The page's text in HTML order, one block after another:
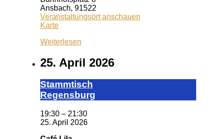
Ansbach, 91522
Veranstaltungsort anschauen
KarteKiss
Weiterlesen
25. April 2026
Stamm­tisch
Reg­ens­burg
19:30 – 21:30
25. April 2026